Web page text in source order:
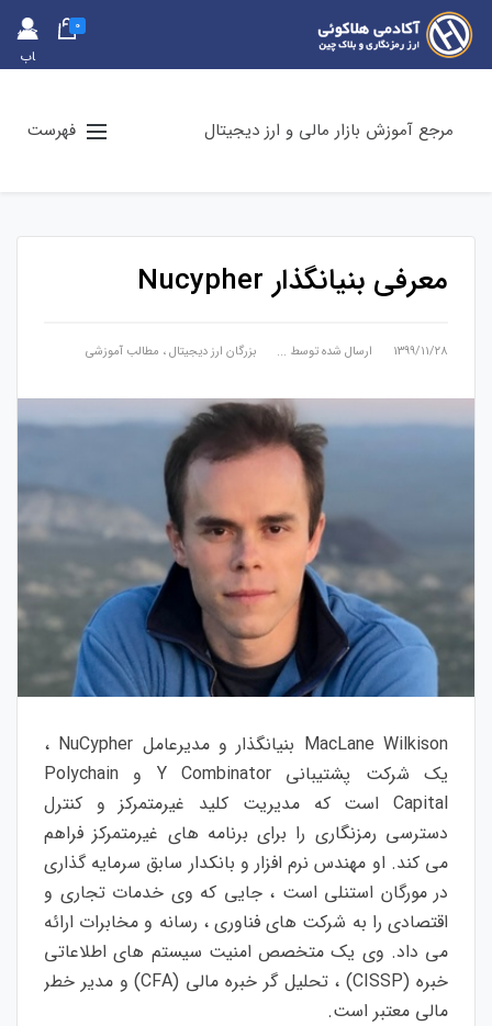
حس
اب
0
مرجع آموزش بازار مالی و ارز دیجیتال فهرست
معرفی بنیانگذار Nucypher
۱۳۹۹/۱۱/۲۸ ارسال شده توسط ... بزرگان ارز دیجیتال، مطالب آموزشی
MacLane Wilkison بنیانگذار و مدیرعامل NuCypher ،
یک شرکت پشتیبانی Y Combinator و Polychain
Capital است که مدیریت کلید غیرمتمرکز و کنترل
دسترسی رمزنگاری را برای برنامه های غیرمتمرکز فراهم
می کند. او مهندس نرم افزار و بانکدار سابق سرمایه گذاری
در مورگان استنلی است ، جایی که وی خدمات تجاری و
اقتصادی را به شرکت های فناوری ، رسانه و مخابرات ارائه
می داد. وی یک متخصص امنیت سیستم های اطلاعاتی
خبره (CISSP) ، تحلیل گر خبره مالی (CFA) و مدیر خطر
مالی معتبر است.